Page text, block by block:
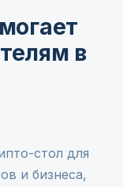
в
стол для
и бизнеса,